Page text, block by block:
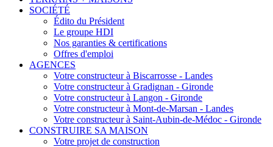
SOCIÉTÉ
Édito du Président
Le groupe HDI
Nos garanties & certifications
Offres d'emploi
AGENCES
Votre constructeur à Biscarrosse - Landes
Votre constructeur à Gradignan - Gironde
Votre constructeur à Langon - Gironde
Votre constructeur à Mont-de-Marsan - Landes
Votre constructeur à Saint-Aubin-de-Médoc - Gironde
CONSTRUIRE SA MAISON
Votre projet de construction